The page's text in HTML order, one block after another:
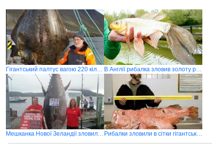
Гігантський палтус вагою 220 кілограмів В Англії рибалка зловив золоту рибку
Мешканка Нової Зеландії зловила 400-кілограмового тунця Рибалки зловили в сітки гігантського окуня